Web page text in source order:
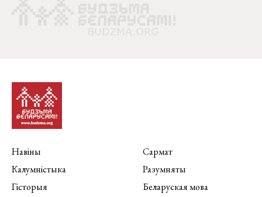
Навіны
Калумністыка
Гісторыя
Сармат
Разумняты
Беларуская мова